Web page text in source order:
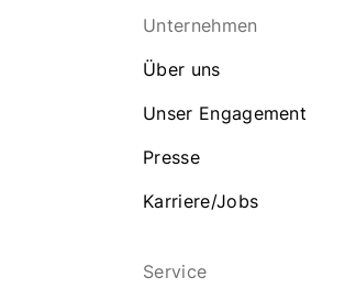
Unternehmen
Über uns
Unser Engagement
Presse
Karriere/Jobs
Service